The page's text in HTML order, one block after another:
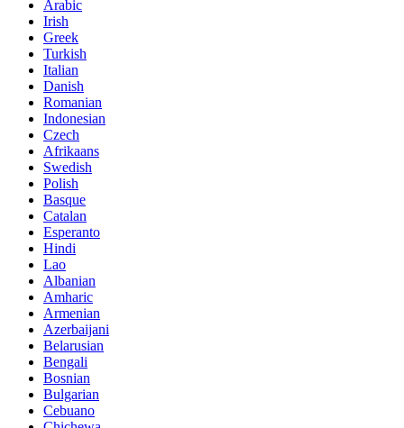
Arabic
Irish
Greek
Turkish
Italian
Danish
Romanian
Indonesian
Czech
Afrikaans
Swedish
Polish
Basque
Catalan
Esperanto
Hindi
Lao
Albanian
Amharic
Armenian
Azerbaijani
Belarusian
Bengali
Bosnian
Bulgarian
Cebuano